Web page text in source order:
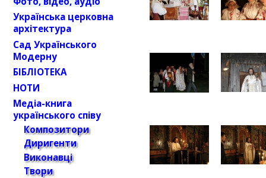
Українська церковна
архітектура
Сад Українського
Модерну
БІБЛІОТЕКА
НОТИ
Медіа-книга
українського співу
Композитори
Диригенти
Виконавці
Твори